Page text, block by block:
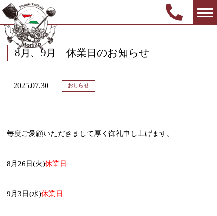
8月、9月 休業日のお知らせ
2025.07.30 おしらせ
毎度ご愛顧いただきまして厚く御礼申し上げます。
8月26日(火)休業日
9月3日(水)休業日